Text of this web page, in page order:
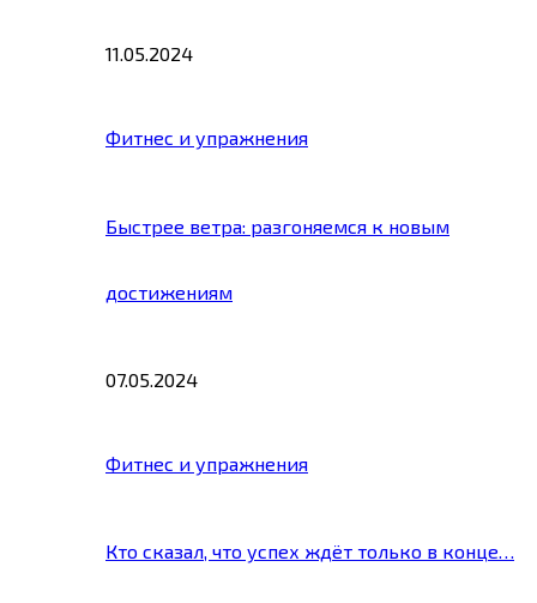
11.05.2024
Фитнес и упражнения
Быстрее ветра: разгоняемся к новым
достижениям
07.05.2024
Фитнес и упражнения
Кто сказал, что успех ждёт только в конце…